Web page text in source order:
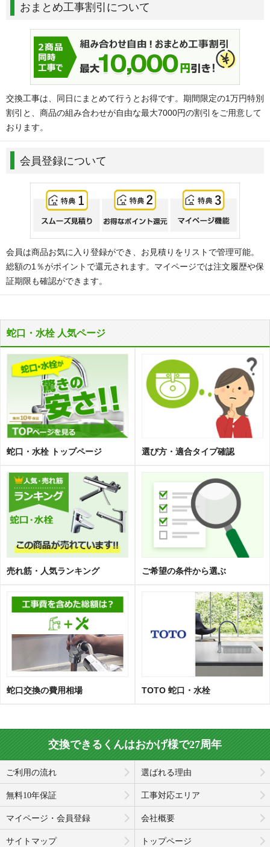
おまとめ工事割引について
交換工事は、同日にまとめて行うとお得です。期間限定の1万円特別
割引と、商品の組み合わせが自由な最大7000円の割引をご用意して
おります。
会員登録について
会員は商品お気に入り登録ができ、お見積りをリストで管理可能。
総額の1％がポイントで還元されます。マイページでは注文履歴や保
証期限も確認ができます。
蛇口・水栓 人気ページ
蛇口・水栓 トップページ 選び方・適合タイプ確認
売れ筋・人気ランキング ご希望の条件から選ぶ
蛇口交換の費用相場 TOTO 蛇口・水栓
交換できるくんはおかげ様で27周年
ご利用の流れ 選ばれる理由
無料10年保証 工事対応エリア
マイページ・会員登録 会社概要
サイトマップ トップページ